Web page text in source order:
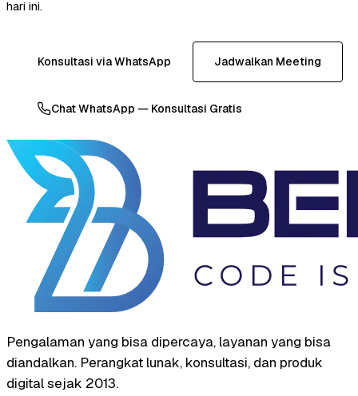
hari ini.
Konsultasi via WhatsApp Jadwalkan Meeting
Chat WhatsApp — Konsultasi Gratis
Pengalaman yang bisa dipercaya, layanan yang bisa
diandalkan. Perangkat lunak, konsultasi, dan produk
digital sejak 2013.